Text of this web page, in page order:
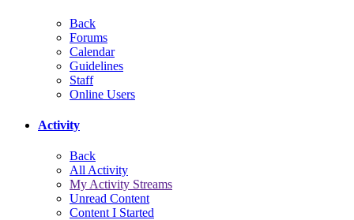
Back
Forums
Calendar
Guidelines
Staff
Online Users
Activity
Back
All Activity
My Activity Streams
Unread Content
Content I Started